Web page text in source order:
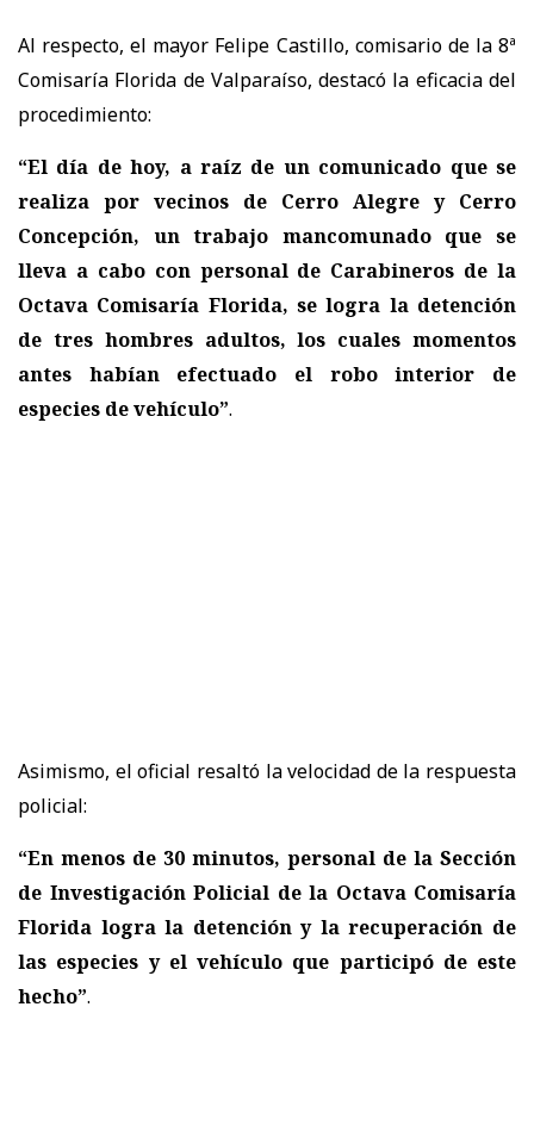
Al respecto, el mayor Felipe Castillo, comisario de la 8ª
Comisaría Florida de Valparaíso, destacó la eficacia del
procedimiento:
“El día de hoy, a raíz de un comunicado que se
realiza por vecinos de Cerro Alegre y Cerro
Concepción, un trabajo mancomunado que se
lleva a cabo con personal de Carabineros de la
Octava Comisaría Florida, se logra la detención
de tres hombres adultos, los cuales momentos
antes habían efectuado el robo interior de
especies de vehículo”.
Asimismo, el oficial resaltó la velocidad de la respuesta
policial:
“En menos de 30 minutos, personal de la Sección
de Investigación Policial de la Octava Comisaría
Florida logra la detención y la recuperación de
las especies y el vehículo que participó de este
hecho”.